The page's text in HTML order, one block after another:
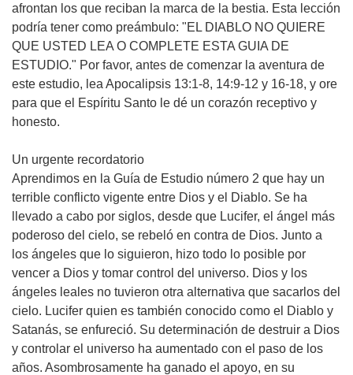
afrontan los que reciban la marca de la bestia. Esta lección
podría tener como preámbulo: "EL DIABLO NO QUIERE
QUE USTED LEA O COMPLETE ESTA GUIA DE
ESTUDIO." Por favor, antes de comenzar la aventura de
este estudio, lea Apocalipsis 13:1-8, 14:9-12 y 16-18, y ore
para que el Espíritu Santo le dé un corazón receptivo y
honesto.
Un urgente recordatorio
Aprendimos en la Guía de Estudio número 2 que hay un
terrible conflicto vigente entre Dios y el Diablo. Se ha
llevado a cabo por siglos, desde que Lucifer, el ángel más
poderoso del cielo, se rebeló en contra de Dios. Junto a
los ángeles que lo siguieron, hizo todo lo posible por
vencer a Dios y tomar control del universo. Dios y los
ángeles leales no tuvieron otra alternativa que sacarlos del
cielo. Lucifer quien es también conocido como el Diablo y
Satanás, se enfureció. Su determinación de destruir a Dios
y controlar el universo ha aumentado con el paso de los
años. Asombrosamente ha ganado el apoyo, en su